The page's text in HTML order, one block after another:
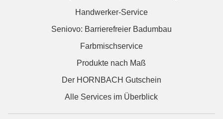
Handwerker-Service
Seniovo: Barrierefreier Badumbau
Farbmischservice
Produkte nach Maß
Der HORNBACH Gutschein
Alle Services im Überblick